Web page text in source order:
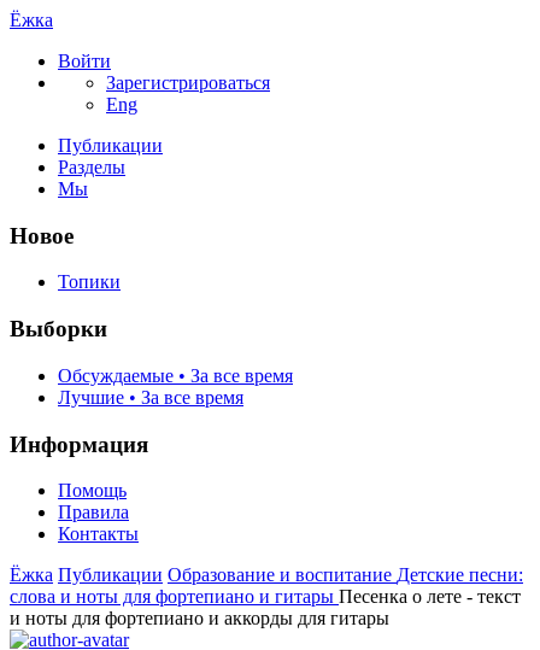
Ёжка
Войти
Зарегистрироваться
Eng
Публикации
Разделы
Мы
Новое
Топики
Выборки
Обсуждаемые • За все время
Лучшие • За все время
Информация
Помощь
Правила
Контакты
Ёжка Публикации Образование и воспитание Детские песни:
слова и ноты для фортепиано и гитары Песенка о лете - текст
и ноты для фортепиано и аккорды для гитары